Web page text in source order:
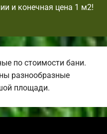
и конечная цена 1 м2!
по стоимости бани.
разнообразные
площади.